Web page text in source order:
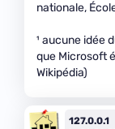
nationale,
¹ aucune idée
que Microsoft
Wikipédia)
127.0.0.1